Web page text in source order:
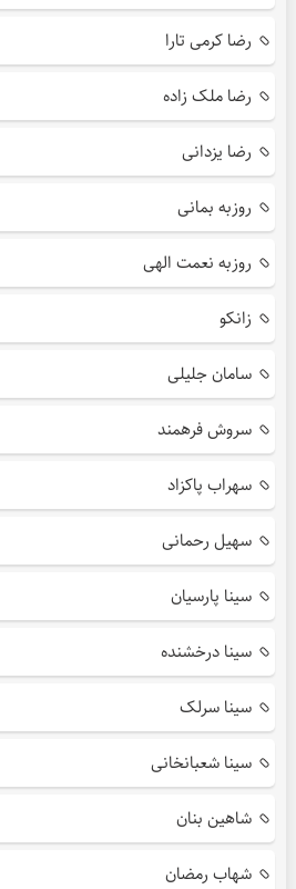
رضا کرمی تارا
رضا ملک زاده
رضا یزدانی
روزبه بمانی
روزبه نعمت الهی
زانکو
سامان جلیلی
سروش فرهمند
سهراب پاکزاد
سهیل رحمانی
سینا پارسیان
سینا درخشنده
سینا سرلک
سینا شعبانخانی
شاهین بنان
شهاب رمضان